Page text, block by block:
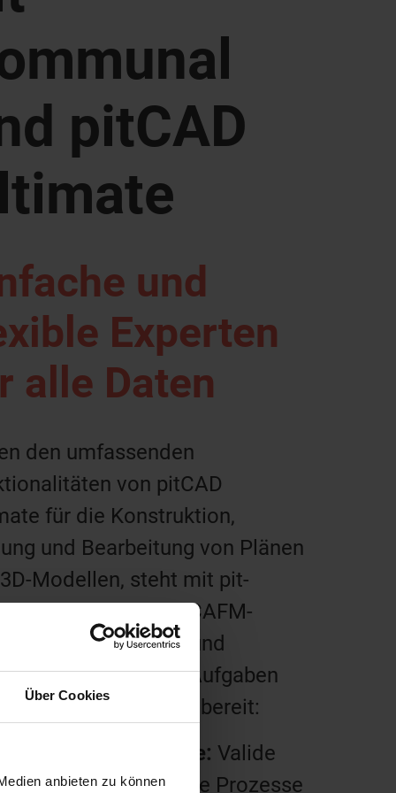
Über Cookies
anbieten zu können
pitCAD
und
Experten
alle Daten
den umfassenden
von pitCAD
für die Konstruktion,
und Bearbeitung von Plänen
Modellen, steht mit pit-
das zentrale CAFM-
für alle prozess- und
Aufgaben
Gebäudebetrieb bereit:
Kommunal Gebäude: Valide
und durchgängige Prozesse